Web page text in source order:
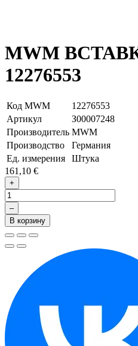
MWM
12276553
Код MWM
12276553
Артикул
З00007248
Производитель MWM
Производство
Германия
Ед. измерения
Штука
161,10 €
+
–
В корзину